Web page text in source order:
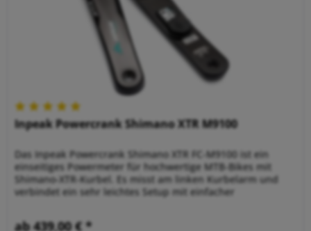
Inpeak Powercrank Shimano XTR M9100
Das Inpeak Powercrank Shimano XTR FC-M9100 ist ein
einseitiges Powermeter für hochwertige MTB-Bikes mit
Shimano-XTR-Kurbel. Es misst am linken Kurbelarm und
verbindet ein sehr leichtes Setup mit einfacher
ab 439,00 € *